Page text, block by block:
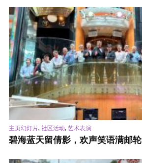
主页幻灯片, 社区活动, 艺术表演
碧海蓝天留倩影，欢声笑语满邮轮